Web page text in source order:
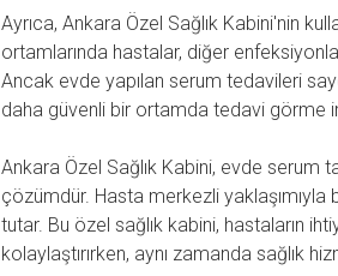
Ayrıca, Ankara Özel Sağlık Kabini'nin
ortamlarında hastalar, diğer
Ancak evde yapılan serum tedavileri
daha güvenli bir ortamda tedavi görme
Ankara Özel Sağlık Kabini, evde serum
çözümdür. Hasta merkezli
tutar. Bu özel sağlık kabini, hastaların
kolaylaştırırken, aynı zamanda sağlık